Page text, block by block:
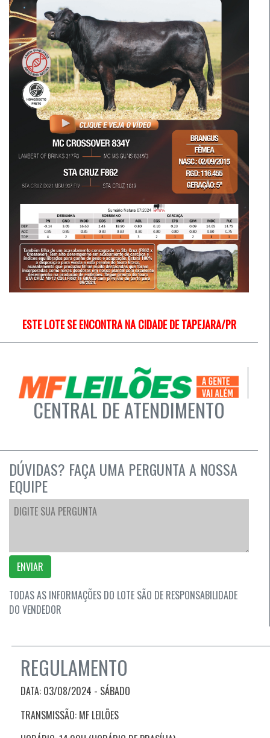
ESTE LOTE SE ENCONTRA NA CIDADE DE TAPEJARA/PR
CENTRAL DE ATENDIMENTO
DÚVIDAS? FAÇA UMA PERGUNTA A NOSSA
EQUIPE
ENVIAR
TODAS AS INFORMAÇÕES DO LOTE SÃO DE RESPONSABILIDADE
DO VENDEDOR
REGULAMENTO
DATA: 03/08/2024 - SÁBADO
TRANSMISSÃO: MF LEILÕES